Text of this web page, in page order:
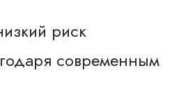
риск
современным